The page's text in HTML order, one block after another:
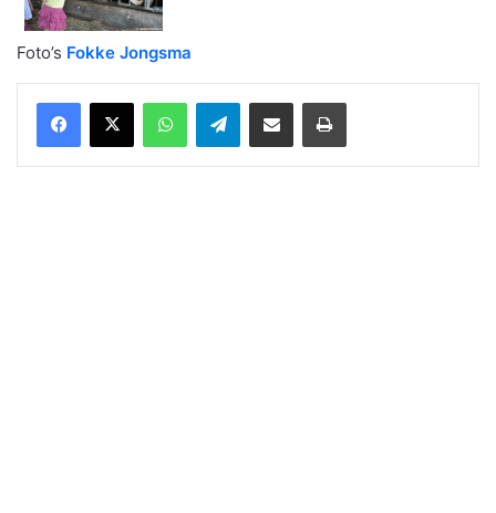
Foto’s Fokke Jongsma
WhatsAppTelegramDelen via Email Print